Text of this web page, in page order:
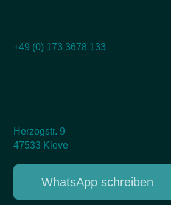
+49 (0) 173 3678 133
Herzogstr. 9
47533 Kleve
WhatsApp schreiben